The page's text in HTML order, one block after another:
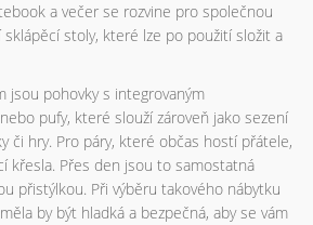
a večer se rozvine pro společnou
stoly, které lze po použití složit a
jsou pohovky s integrovaným
pufy, které slouží zároveň jako sezení
či hry. Pro páry, které občas hostí přátele,
křesla. Přes den jsou to samostatná
přistýlkou. Při výběru takového nábytku
by být hladká a bezpečná, aby se vám